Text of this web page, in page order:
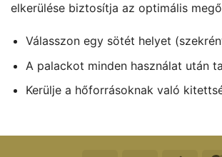
elkerülése biztosítja az optimális
Válasszon egy sötét helyet
A palackot minden használat után
Kerülje a hőforrásoknak való